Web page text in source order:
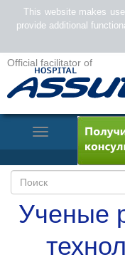
Official facilitator of
Toggle
Navigation
Ученые
This website makes
provide additional